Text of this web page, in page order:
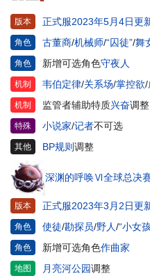
版本 正式服2023年5月4日更
角色 古董商/机械师/“囚徒”/舞
角色 新增可选角色守夜人
机制 韦伯定律/关系场/掌控欲/
机制 监管者辅助特质兴奋调整
特殊 小说家/记者不可选
其他 BP规则调整
深渊的呼唤Ⅵ全球总决
版本 正式服2023年3月2日更
角色 使徒/勘探员/野人/“小女
角色 新增可选角色作曲家
地图 月亮河公园调整